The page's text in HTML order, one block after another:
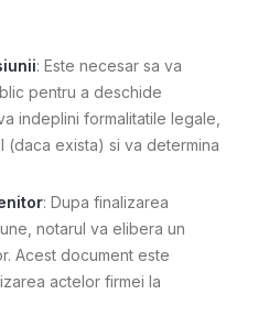
: Este necesar sa va
pentru a deschide
indeplini formalitatile legale,
(daca exista) si va determina
: Dupa finalizarea
notarul va elibera un
Acest document este
actelor firmei la